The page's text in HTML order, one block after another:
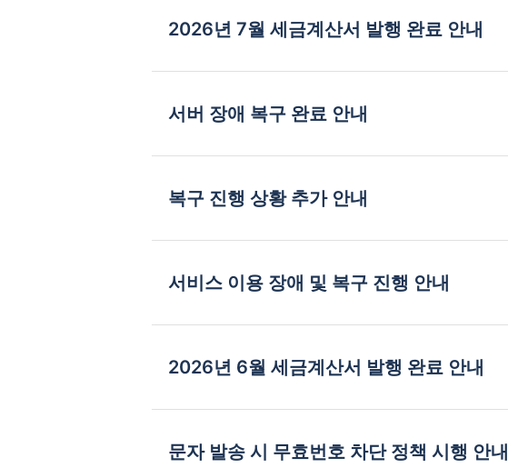
2026년 7월 세금계산서 발행 완료 안내
서버 장애 복구 완료 안내
복구 진행 상황 추가 안내
서비스 이용 장애 및 복구 진행 안내
2026년 6월 세금계산서 발행 완료 안내
문자 발송 시 무효번호 차단 정책 시행 안내